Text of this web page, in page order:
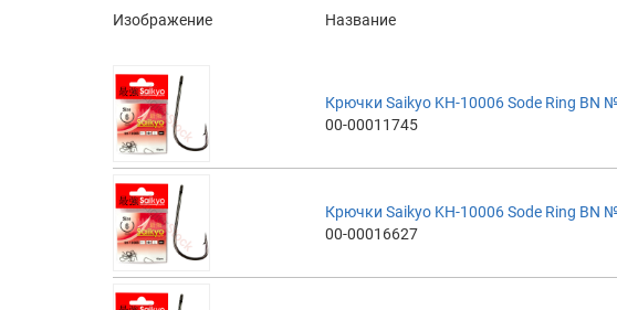
Изображение Название
Крючки Saikyo KH-10006 Sode Ring BN
00-00011745
Крючки Saikyo KH-10006 Sode Ring BN
00-00016627